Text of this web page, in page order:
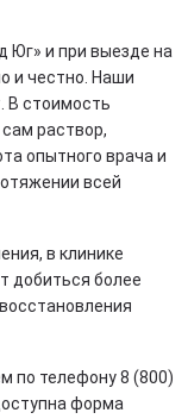
Юг» и при выезде на
и честно. Наши
В стоимость
раствор,
опытного врача и
всей
в клинике
добиться более
по телефону 8 (800)
форма